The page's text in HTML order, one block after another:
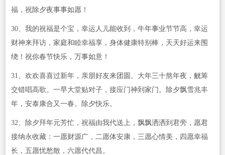
福，祝除夕夜事事如愿！
30、我的祝福是个宝，幸运人儿能收到，牛年事业节节高，幸运
财神来拜访，家庭和睦幸福享，身体健康特别棒，天天好运来围
绕！祝你春节快乐，万事如意！
31、欢欢喜喜过新年，亲朋好友来团圆。大年三十熬年夜，觥筹
交错唱高歌。一早大堂贴对子，接应门神到家门。除夕飘雪兆丰
年，安泰康合又一春。除夕快乐。
32、除夕拜年元芳忙，祝福由我代送上，飘飘洒洒到君旁，愿君
接纳永收藏：一愿财源广，二愿体安康，三愿心情美，四愿幸福
长，五愿忧愁散，六愿代代昌。